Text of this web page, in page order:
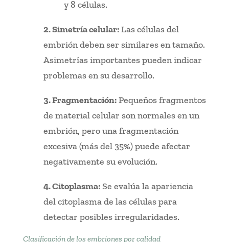
y 8 células.
2. Simetría celular:Las células del
embrión deben ser similares en tamaño.
Asimetrías importantes pueden indicar
problemas en su desarrollo.
3. Fragmentación:Pequeños fragmentos
de material celular son normales en un
embrión, pero una fragmentación
excesiva (más del 35%) puede afectar
negativamente su evolución.
4. Citoplasma:Se evalúa la apariencia
del citoplasma de las células para
detectar posibles irregularidades.
Clasificación de los embriones por calidad